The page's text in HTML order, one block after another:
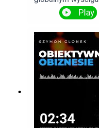
„skansenu
Przemysław
rozmowie z
Forsal.pl.Kryzys
EuropiePodczas
gospodarczej
mowy ostrzegł,
globalnym
problemem nie
Play